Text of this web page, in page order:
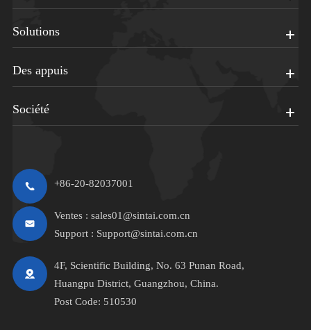
Solutions
Des appuis
Société
+86-20-82037001
Ventes : sales01@sintai.com.cn
Support : Support@sintai.com.cn
4F, Scientific Building, No. 63 Punan Road,
Huangpu District, Guangzhou, China.
Post Code: 510530